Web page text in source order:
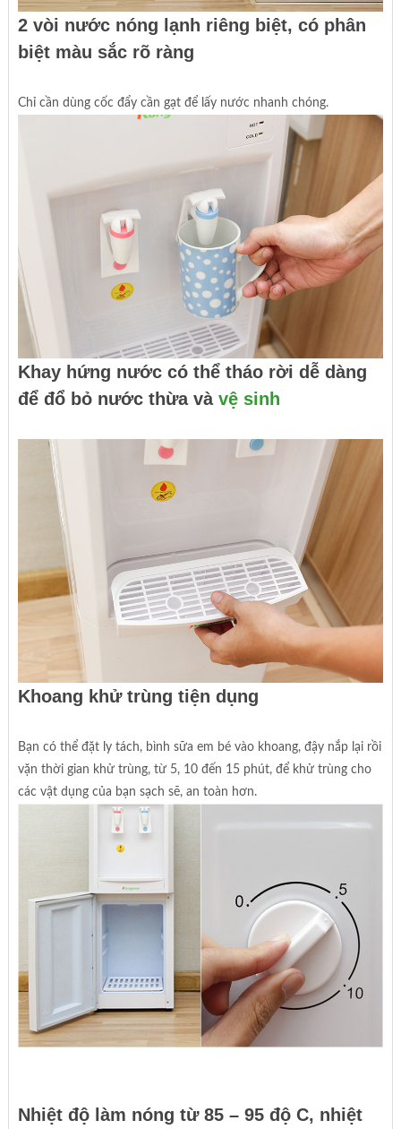
2 vòi nước nóng lạnh riêng biệt, có phân
biệt màu sắc rõ ràng
Chỉ cần dùng cốc đẩy cần gạt để lấy nước nhanh chóng.
Khay hứng nước có thể tháo rời dễ dàng
để đổ bỏ nước thừa và vệ sinh
Khoang khử trùng tiện dụng
Bạn có thể đặt ly tách, bình sữa em bé vào khoang, đậy nắp lại rồi
vặn thời gian khử trùng, từ 5, 10 đến 15 phút, để khử trùng cho
các vật dụng của bạn sạch sẽ, an toàn hơn.
Nhiệt độ làm nóng từ 85 – 95 độ C, nhiệt